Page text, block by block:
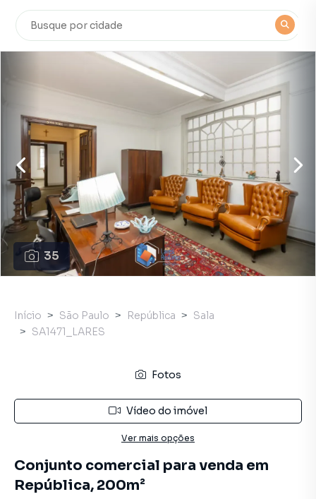
35
Início São Paulo República
Sala
SA1471_LARES
Fotos
Vídeo do imóvel
Ver mais opções
Conjunto comercial para venda em
República, 200m²